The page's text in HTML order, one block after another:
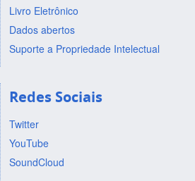
Livro Eletrônico
Dados abertos
Suporte a Propriedade Intelectual
Redes Sociais
Twitter
YouTube
SoundCloud